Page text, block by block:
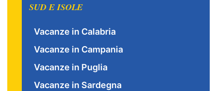
SUD E ISOLE
Vacanze in Calabria
Vacanze in Campania
Vacanze in Puglia
Vacanze in Sardegna